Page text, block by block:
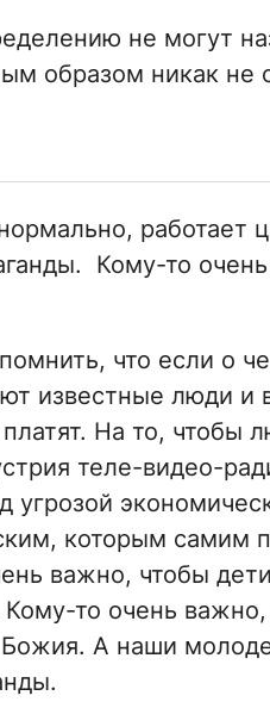
не могут
образом никак не
работает
Кому-то
что если о
известные люди и
На то, чтобы
теле-видео-
которым самим
важно, чтобы
то очень
А наши